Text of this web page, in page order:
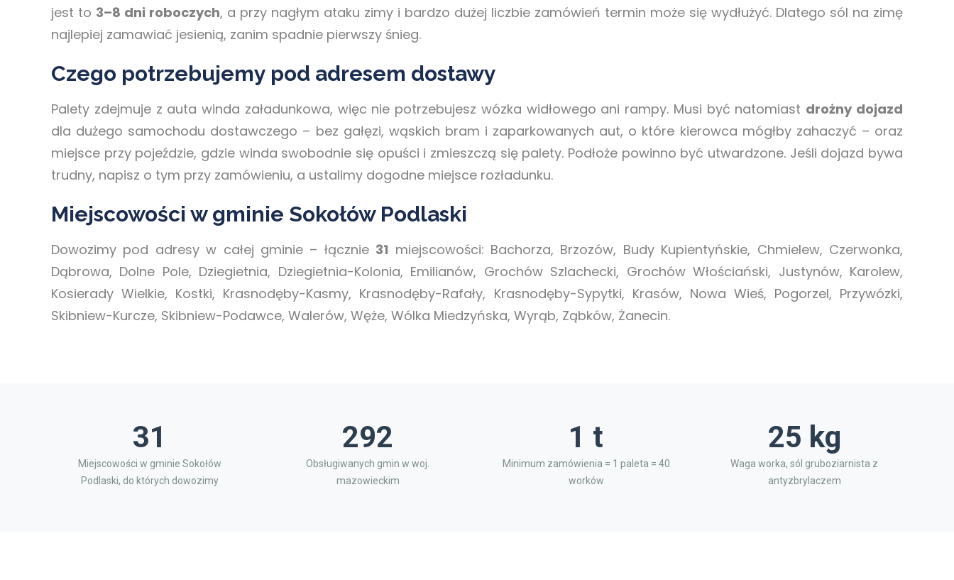
jest to 3–8 dni roboczych, a przy nagłym ataku zimy i bardzo dużej liczbie zamówień termin może się wydłużyć. Dlatego sól na zimę
najlepiej zamawiać jesienią, zanim spadnie pierwszy śnieg.
Czego potrzebujemy pod adresem dostawy
Palety zdejmuje z auta winda załadunkowa, więc nie potrzebujesz wózka widłowego ani rampy. Musi być natomiast drożny dojazd
dla dużego samochodu dostawczego – bez gałęzi, wąskich bram i zaparkowanych aut, o które kierowca mógłby zahaczyć – oraz
miejsce przy pojeździe, gdzie winda swobodnie się opuści i zmieszczą się palety. Podłoże powinno być utwardzone. Jeśli dojazd bywa
trudny, napisz o tym przy zamówieniu, a ustalimy dogodne miejsce rozładunku.
Miejscowości w gminie Sokołów Podlaski
Dowozimy pod adresy w całej gminie – łącznie 31 miejscowości: Bachorza, Brzozów, Budy Kupientyńskie, Chmielew, Czerwonka,
Dąbrowa, Dolne Pole, Dziegietnia, Dziegietnia-Kolonia, Emilianów, Grochów Szlachecki, Grochów Włościański, Justynów, Karolew,
Kosierady Wielkie, Kostki, Krasnodęby-Kasmy, Krasnodęby-Rafały, Krasnodęby-Sypytki, Krasów, Nowa Wieś, Pogorzel, Przywózki,
Skibniew-Kurcze, Skibniew-Podawce, Walerów, Węże, Wólka Miedzyńska, Wyrąb, Ząbków, Żanecin.
31
Miejscowości w gminie Sokołów
Podlaski, do których dowozimy
292
Obsługiwanych gmin w woj.
mazowieckim
1 t
Minimum zamówienia = 1 paleta = 40
worków
25 kg
Waga worka, sól gruboziarnista z
antyzbrylaczem